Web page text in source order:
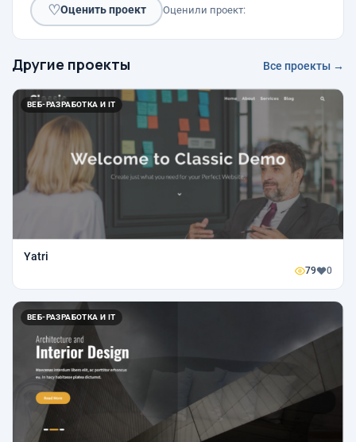
♡Оценить проект Оценили проект:
Другие проекты Все проекты →
ВЕБ-РАЗРАБОТКА И IT
Yatri
79 0
ВЕБ-РАЗРАБОТКА И IT